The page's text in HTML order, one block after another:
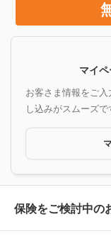
マイ
お客さま情報をご
し込みがスムーズで
保険をご検討中の